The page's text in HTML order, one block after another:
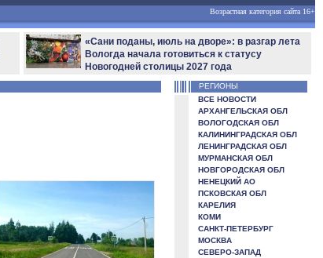
Возрастная категория сайта 16+
«Сани поданы, июль на дворе»: в разгар лета
Вологда начала готовиться к статусу
Новогодней столицы 2027 года
РЕГИОНЫ
ВСЕ НОВОСТИ
АРХАНГЕЛЬСКАЯ ОБЛ
ВОЛОГОДСКАЯ ОБЛ
КАЛИНИНГРАДСКАЯ ОБЛ
ЛЕНИНГРАДСКАЯ ОБЛ
МУРМАНСКАЯ ОБЛ
НОВГОРОДСКАЯ ОБЛ
НЕНЕЦКИЙ АО
ПСКОВСКАЯ ОБЛ
КАРЕЛИЯ
КОМИ
САНКТ-ПЕТЕРБУРГ
МОСКВА
СЕВЕРО-ЗАПАД